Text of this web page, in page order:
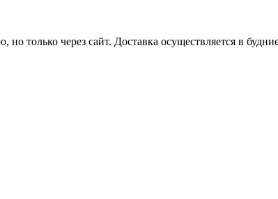
только через сайт. Доставка осуществляется в